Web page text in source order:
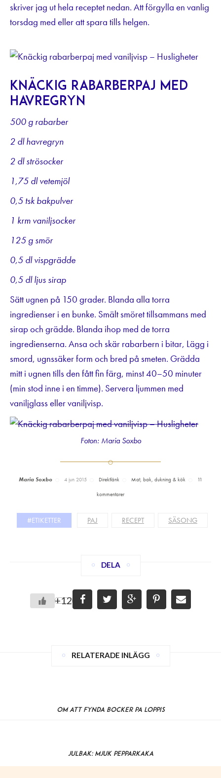
skriver jag ut hela receptet nedan. Att förgylla en vanlig
torsdag med eller att spara tills helgen.
Knäckig rabarberpaj med
havregryn
500 g rabarber
2 dl havregryn
2 dl strösocker
1,75 dl vetemjöl
0,5 tsk bakpulver
1 krm vaniljsocker
125 g smör
0,5 dl vispgrädde
0,5 dl ljus sirap
Sätt ugnen på 150 grader. Blanda alla torra
ingredienser i en bunke. Smält smöret tillsammans med
sirap och grädde. Blanda ihop med de torra
ingredienserna. Ansa och skär rabarbern i bitar, Lägg i
smord, ugnssäker form och bred på smeten. Grädda
mitt i ugnen tills den fått fin färg, minst 40–50 minuter
(min stod inne i en timme). Servera ljummen med
vaniljglass eller vaniljvisp.
Foton: Maria Soxbo
Maria Soxbo 4 jun 2015 Direktlänk Mat, bak, dukning & kök 11
kommentarer
#ETIKETTER PAJ RECEPT SÄSONG
DELA
+12
RELATERADE INLÄGG
Om att fynda böcker på loppis
Julbak: Mjuk pepparkaka